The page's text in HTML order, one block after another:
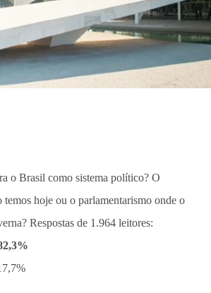
o Brasil como sistema político? O
temos hoje ou o parlamentarismo onde o
Respostas de 1.964 leitores: